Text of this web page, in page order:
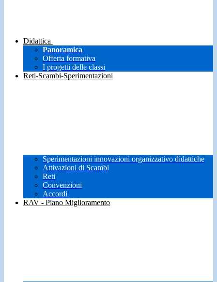
Didattica
Panoramica
Offerta formativa
I progetti delle classi
Reti-Scambi-Sperimentazioni
Sperimentazioni innovazioni organizzativo didattiche
Attivazioni di Scambi
Reti
Convenzioni
Accordi
RAV - Piano Miglioramento